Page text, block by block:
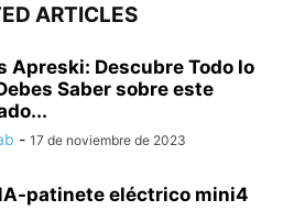
ARTICLES
Apreski: Descubre Todo lo
Saber sobre este
- 17 de noviembre de 2023
patinete eléctrico mini4